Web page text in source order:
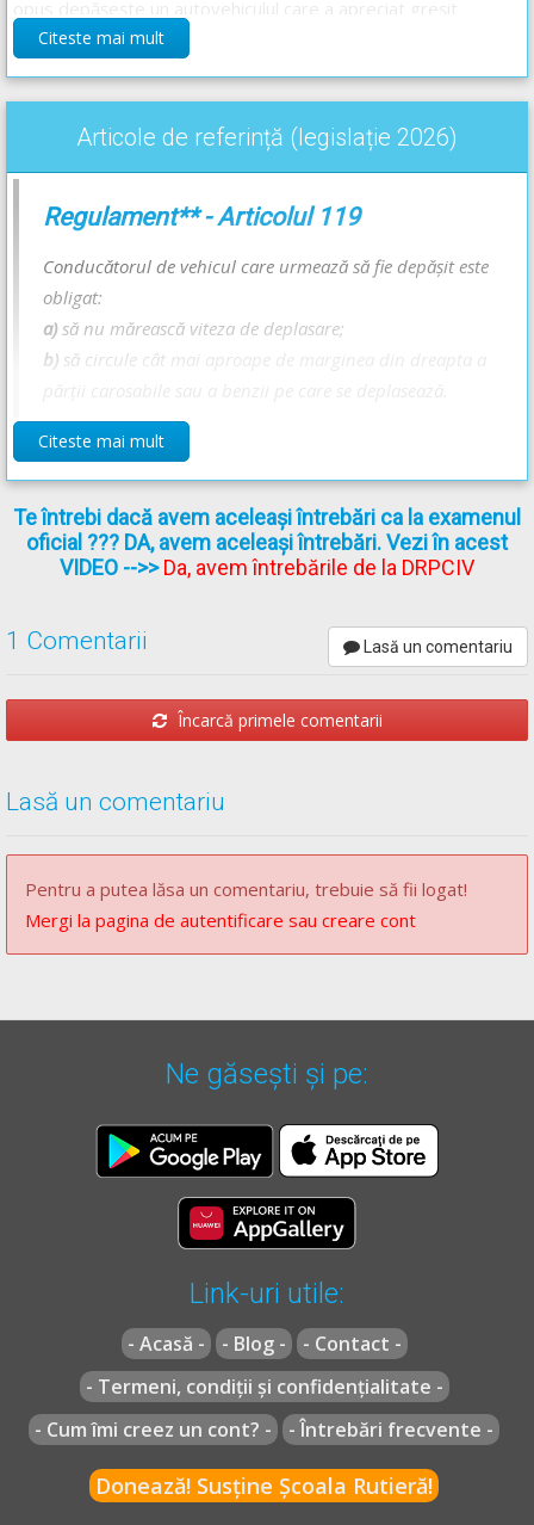
distanța și viteza cu care vă apropiați.
Răspunsul corect este: C
Găsiți aici curs de conduită preventivă -->Curs de conduită
preventivă
Manevra de depășire și locurile în care este interzisă depășirea
Codul Rutier - Depășirea
Citeste mai mult
Articole de referință (legislație 2026)
Regulament** - Articolul 119
Conducătorul de vehicul care urmează să fie depășit este
obligat:
a) să nu mărească viteza de deplasare;
b) să circule cât mai aproape de marginea din dreapta a
** Regulament =REGULAMENT de aplicare a OUG
195/2002actualizat (Regulamentul codului rutier)
Citeste mai mult
Te întrebi dacă avem aceleași întrebări ca la examenul
oficial ??? DA, avem aceleași întrebări. Vezi în acest
VIDEO -->>Da, avem întrebările de la DRPCIV
1 Comentarii Lasă un comentariu
Încarcă primele comentarii
Lasă un comentariu
Pentru a putea lăsa un comentariu, trebuie să fii logat!
Mergi la pagina de autentificare sau creare cont
Ne găsești și pe:
Link-uri utile:
- Acasă - - Blog -
- Contact -
- Termeni, condiții și confidențialitate -
- Cum îmi creez un cont? -
- Întrebări frecvente -
Donează! Susține Școala Rutieră!